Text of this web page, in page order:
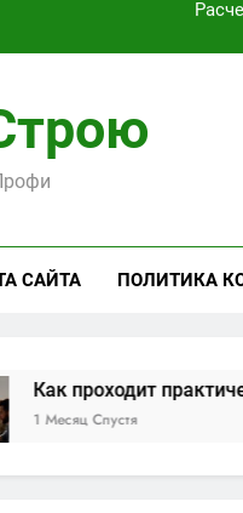
подготовка по
выбора пластиковых
за 5 минут без
САЙТА ПОЛИТИКА
практическая